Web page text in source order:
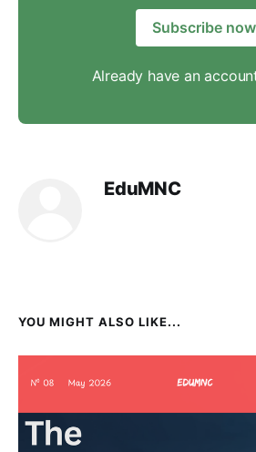
Subscribe now
Already have an
EduMNC
YOU MIGHT ALSO LIKE...